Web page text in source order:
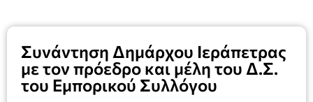
Συνάντηση Δημάρχου Ιεράπετρας
με τον πρόεδρο και μέλη του Δ.Σ.
του Εμπορικού Συλλόγου